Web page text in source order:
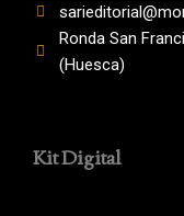
Ronda San
(Huesca)
Kit Digital